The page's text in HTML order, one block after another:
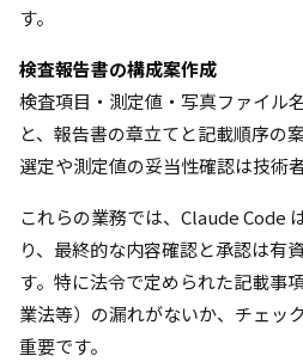
す。
検査報告書の構成案作成
検査項目・測定値・写真ファイル
と、報告書の章立てと記載順序の
選定や測定値の妥当性確認は技術
これらの業務では、Claude Code
り、最終的な内容確認と承認は有
す。特に法令で定められた記載事
業法等）の漏れがないか、チェッ
重要です。